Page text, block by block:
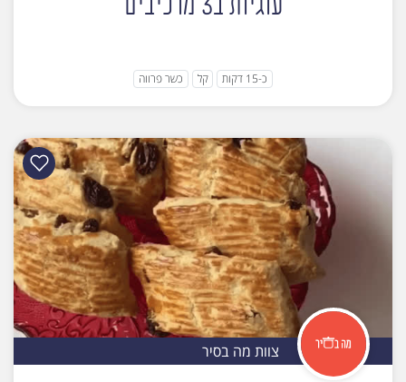
כ-15 דקות קל כשר פרווה
צוות מה בסיר